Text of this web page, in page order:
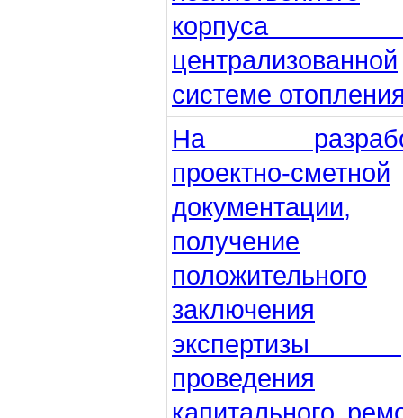
централизованной
системе
На
проектно-сметной
документации,
получение
положительного
заключения
экспертизы
проведения